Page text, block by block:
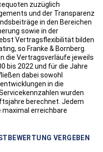
zuzüglich
und der Transparenz
in den Bereichen
sowie in der
Vertragsflexibilität bilden
so Franke & Bornberg.
die Vertragsverläufe jeweils
bis 2022 und für die Jahre
dabei sowohl
in die
wurden
berechnet. Jedem
erreichbare
VERGEBEN